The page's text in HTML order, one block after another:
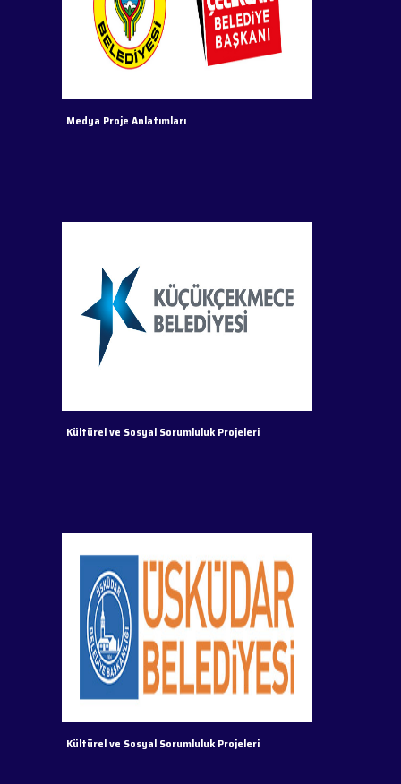
Medya Proje Anlatımları
Kültürel ve Sosyal Sorumluluk Projeleri
Kültürel ve Sosyal Sorumluluk Projeleri